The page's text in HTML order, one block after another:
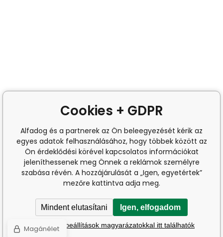
Cookies + GDPR
Alfadog és a partnerek az Ön beleegyezését kérik az
egyes adatok felhasználásához, hogy többek között az
Ön érdeklődési körével kapcsolatos információkat
jeleníthessenek meg Önnek a reklámok személyre
szabása révén. A hozzájárulását a „Igen, egyetértek”
mezőre kattintva adja meg.
Mindent elutasítani Igen, elfogadom
A részletes beállítások magyarázatokkal itt találhatók
Magánélet